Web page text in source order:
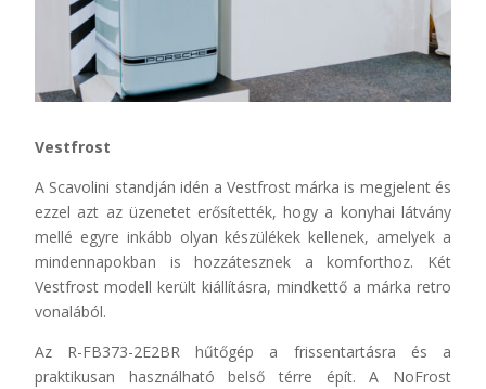
Vestfrost
A Scavolini standján idén a Vestfrost márka is megjelent és
ezzel azt az üzenetet erősítették, hogy a konyhai látvány
mellé egyre inkább olyan készülékek kellenek, amelyek a
mindennapokban is hozzátesznek a komforthoz. Két
Vestfrost modell került kiállításra, mindkettő a márka retro
vonalából.
Az R-FB373-2E2BR hűtőgép a frissentartásra és a
praktikusan használható belső térre épít. A NoFrost